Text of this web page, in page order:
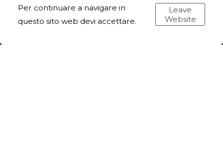
consumo della terra.
Per continuare a navigare in
questo sito web devi accettare.
Leave
Website